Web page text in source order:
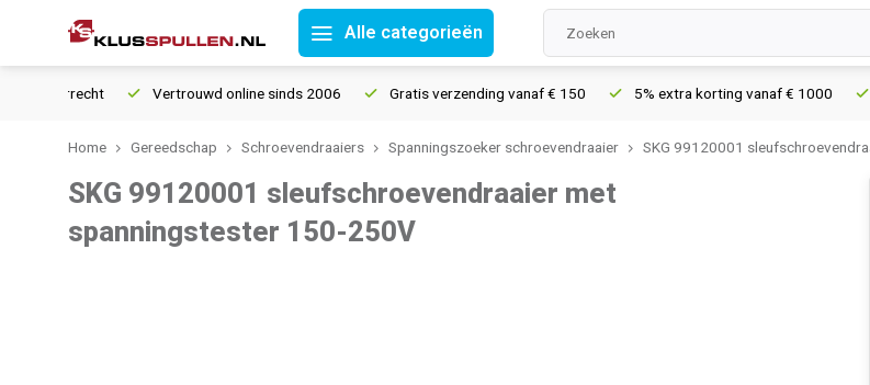
Alle categorieën
Vertrouwd online sinds 2006 Gratis verzending vanaf € 150 5% extra korting vanaf € 1000
Home Gereedschap Schroevendraaiers Spanningszoeker schroevendraaier SKG 99120001
SKG 99120001 sleufschroevendraaier met
spanningstester 150-250V